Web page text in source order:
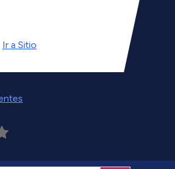
Ir a Sitio